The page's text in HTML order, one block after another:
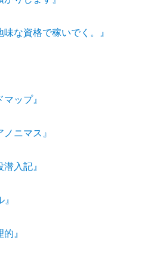
味な資格で稼いでく。』
ップ』
ニマス』
入記』
』